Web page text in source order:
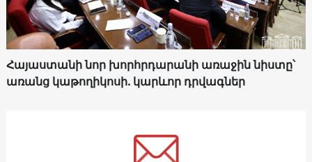
Հայաստանի նոր խորհրդարանի առաջին նիստը՝
առանց կաթողիկոսի. կարևոր դրվագներ